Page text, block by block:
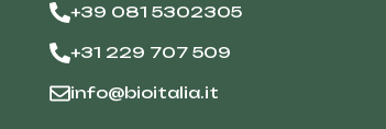
+39 081 5302305
+31 229 707 509
info@bioitalia.it